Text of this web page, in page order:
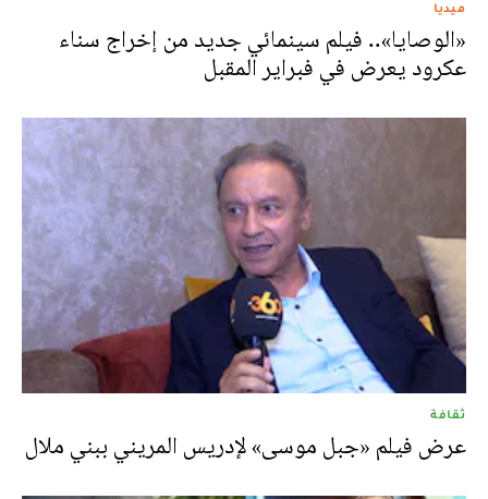
ميديا
«الوصايا».. فيلم سينمائي جديد من إخراج سناء
عكرود يعرض في فبراير المقبل
ثقافة
عرض فيلم «جبل موسى» لإدريس المريني ببني ملال